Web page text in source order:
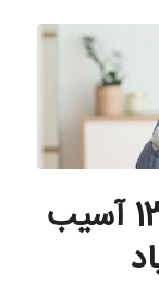
تاثیر استرس بر بدن | 13 آسیب